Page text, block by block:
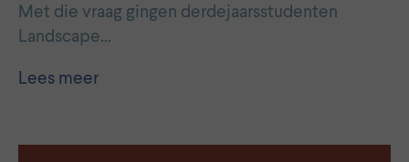
Met die vraag gingen derdejaarsstudenten
Landscape…
Lees meer